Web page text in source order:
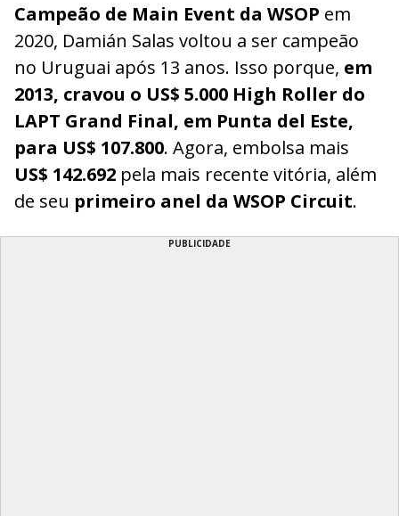
Campeão de Main Event da WSOP em
2020, Damián Salas voltou a ser campeão
no Uruguai após 13 anos. Isso porque, em
2013, cravou o US$ 5.000 High Roller do
LAPT Grand Final, em Punta del Este,
para US$ 107.800. Agora, embolsa mais
US$ 142.692 pela mais recente vitória, além
de seu primeiro anel da WSOP Circuit.
PUBLICIDADE